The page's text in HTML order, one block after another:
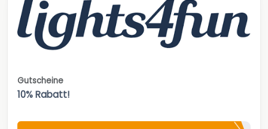
Gutscheine
10% Rabatt!